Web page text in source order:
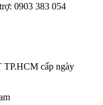
0903 383 054
cấp ngày